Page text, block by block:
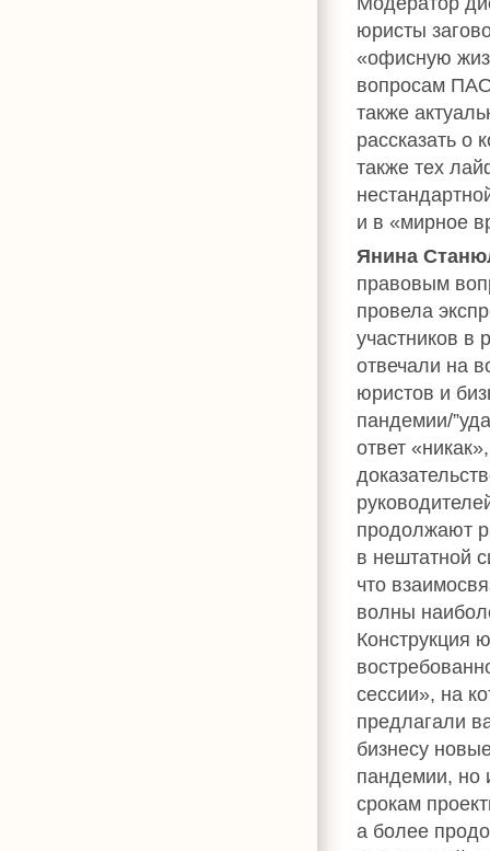
юристы
«офисную
вопросам
также
рассказать о
также тех
и в «мирное
Янина
правовым
провела
участников в
отвечали на
юристов и
пандемии/
ответ
продолжают
в нештатной
что
волны
Конструкция
сессии», на
предлагали
бизнесу
пандемии, но
срокам
а более